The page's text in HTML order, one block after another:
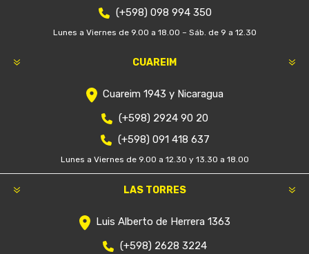
(+598) 098 994 350
Lunes a Viernes de 9.00 a 18.00 – Sáb. de 9 a 12.30
CUAREIM
Cuareim 1943 y Nicaragua
(+598) 2924 90 20
(+598) 091 418 637
Lunes a Viernes de 9.00 a 12.30 y 13.30 a 18.00
LAS TORRES
Luis Alberto de Herrera 1363
(+598) 2628 3224